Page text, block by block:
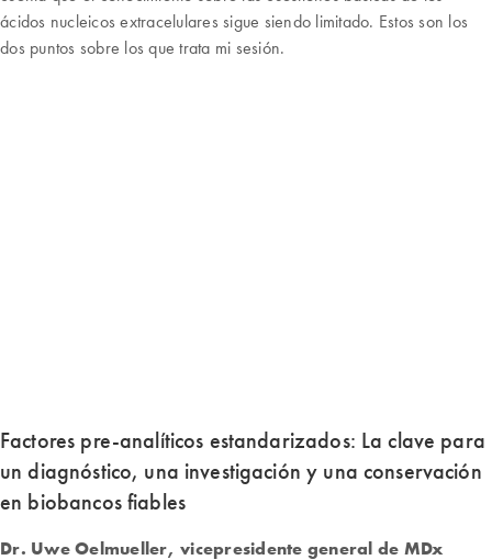
ácidos nucleicos extracelulares sigue siendo limitado. Estos son los
dos puntos sobre los que trata mi sesión.
Factores pre-analíticos estandarizados: La clave para
un diagnóstico, una investigación y una conservación
en biobancos fiables
Dr. Uwe Oelmueller, vicepresidente general de MDx